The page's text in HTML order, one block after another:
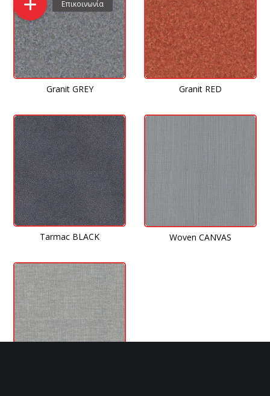
Granit GREY Granit RED
Tarmac BLACK Woven CANVAS